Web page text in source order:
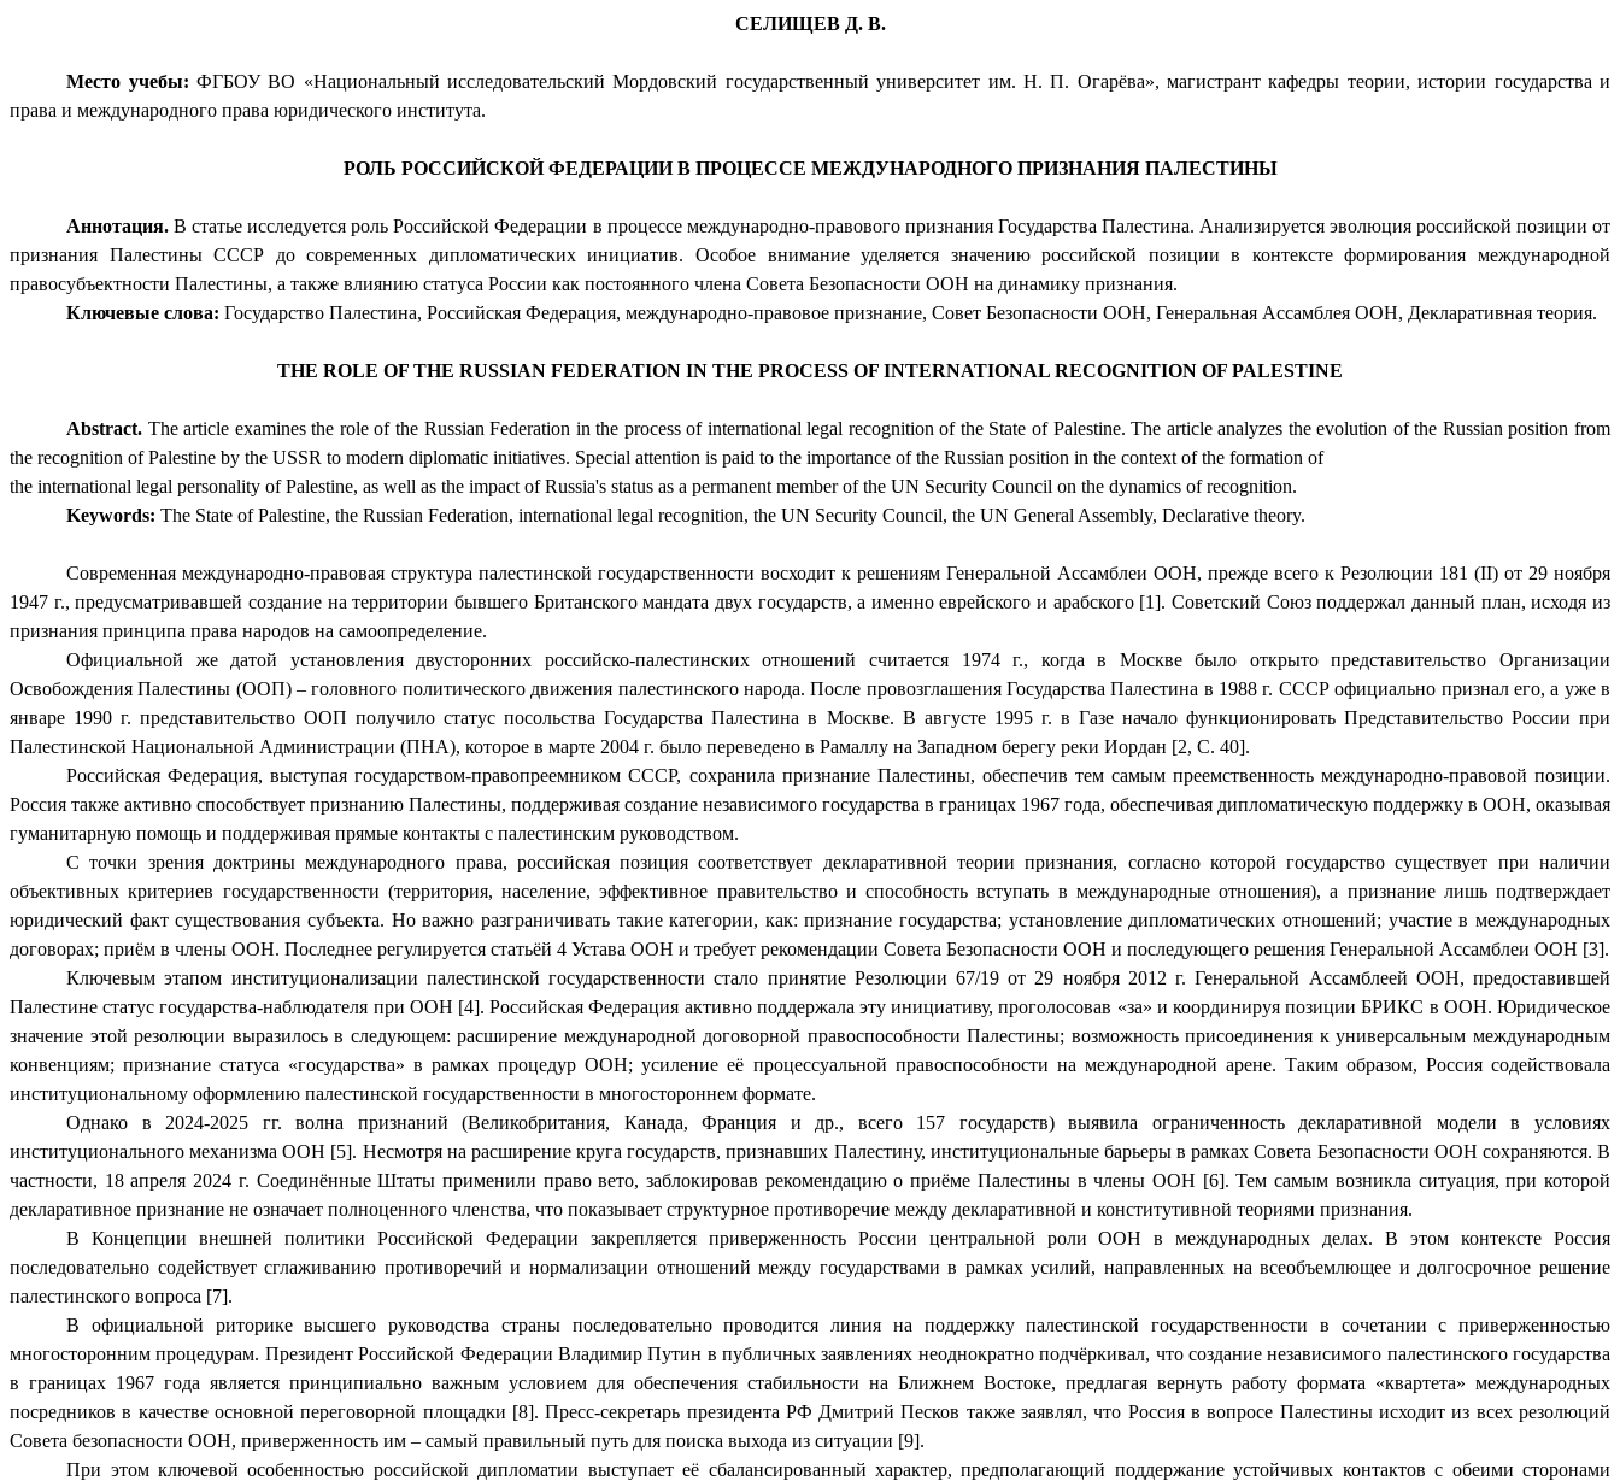
СЕЛИЩЕВ Д. В.
Место учебы: ФГБОУ ВО «Национальный исследовательский Мордовский государственный университет им. Н. П. Огарёва», магистрант кафедры теории, истории государства и
права и международного права юридического института.
РОЛЬ РОССИЙСКОЙ ФЕДЕРАЦИИ В ПРОЦЕССЕ МЕЖДУНАРОДНОГО ПРИЗНАНИЯ ПАЛЕСТИНЫ
Аннотация. В статье исследуется роль Российской Федерации в процессе международно-правового признания Государства Палестина. Анализируется эволюция российской позиции от
признания Палестины СССР до современных дипломатических инициатив. Особое внимание уделяется значению российской позиции в контексте формирования международной
правосубъектности Палестины, а также влиянию статуса России как постоянного члена Совета Безопасности ООН на динамику признания.
Ключевые слова: Государство Палестина, Российская Федерация, международно-правовое признание, Совет Безопасности ООН, Генеральная Ассамблея ООН, Декларативная теория.
THE ROLE OF THE RUSSIAN FEDERATION IN THE PROCESS OF INTERNATIONAL RECOGNITION OF PALESTINE
Abstract. The article examines the role of the Russian Federation in the process of international legal recognition of the State of Palestine. The article analyzes the evolution of the Russian position from
the recognition of Palestine by the USSR to modern diplomatic initiatives. Special attention is paid to the importance of the Russian position in the context of the formation of
the international legal personality of Palestine, as well as the impact of Russia's status as a permanent member of the UN Security Council on the dynamics of recognition.
Keywords: The State of Palestine, the Russian Federation, international legal recognition, the UN Security Council, the UN General Assembly, Declarative theory.
Современная международно-правовая структура палестинской государственности восходит к решениям Генеральной Ассамблеи ООН, прежде всего к Резолюции 181 (II) от 29 ноября
1947 г., предусматривавшей создание на территории бывшего Британского мандата двух государств, а именно еврейского и арабского [1]. Советский Союз поддержал данный план, исходя из
признания принципа права народов на самоопределение.
Официальной же датой установления двусторонних российско-палестинских отношений считается 1974 г., когда в Москве было открыто представительство Организации
Освобождения Палестины (ООП) – головного политического движения палестинского народа. После провозглашения Государства Палестина в 1988 г. СССР официально признал его, а уже в
январе 1990 г. представительство ООП получило статус посольства Государства Палестина в Москве. В августе 1995 г. в Газе начало функционировать Представительство России при
Палестинской Национальной Администрации (ПНА), которое в марте 2004 г. было переведено в Рамаллу на Западном берегу реки Иордан [2, С. 40].
Российская Федерация, выступая государством-правопреемником СССР, сохранила признание Палестины, обеспечив тем самым преемственность международно-правовой позиции.
Россия также активно способствует признанию Палестины, поддерживая создание независимого государства в границах 1967 года, обеспечивая дипломатическую поддержку в ООН, оказывая
гуманитарную помощь и поддерживая прямые контакты с палестинским руководством.
С точки зрения доктрины международного права, российская позиция соответствует декларативной теории признания, согласно которой государство существует при наличии
объективных критериев государственности (территория, население, эффективное правительство и способность вступать в международные отношения), а признание лишь подтверждает
юридический факт существования субъекта. Но важно разграничивать такие категории, как: признание государства; установление дипломатических отношений; участие в международных
договорах; приём в члены ООН. Последнее регулируется статьёй 4 Устава ООН и требует рекомендации Совета Безопасности ООН и последующего решения Генеральной Ассамблеи ООН [3].
Ключевым этапом институционализации палестинской государственности стало принятие Резолюции 67/19 от 29 ноября 2012 г. Генеральной Ассамблеей ООН, предоставившей
Палестине статус государства-наблюдателя при ООН [4]. Российская Федерация активно поддержала эту инициативу, проголосовав «за» и координируя позиции БРИКС в ООН. Юридическое
значение этой резолюции выразилось в следующем: расширение международной договорной правоспособности Палестины; возможность присоединения к универсальным международным
конвенциям; признание статуса «государства» в рамках процедур ООН; усиление её процессуальной правоспособности на международной арене. Таким образом, Россия содействовала
институциональному оформлению палестинской государственности в многостороннем формате.
Однако в 2024-2025 гг. волна признаний (Великобритания, Канада, Франция и др., всего 157 государств) выявила ограниченность декларативной модели в условиях
институционального механизма ООН [5]. Несмотря на расширение круга государств, признавших Палестину, институциональные барьеры в рамках Совета Безопасности ООН сохраняются. В
частности, 18 апреля 2024 г. Соединённые Штаты применили право вето, заблокировав рекомендацию о приёме Палестины в члены ООН [6]. Тем самым возникла ситуация, при которой
декларативное признание не означает полноценного членства, что показывает структурное противоречие между декларативной и конститутивной теориями признания.
В Концепции внешней политики Российской Федерации закрепляется приверженность России центральной роли ООН в международных делах. В этом контексте Россия
последовательно содействует сглаживанию противоречий и нормализации отношений между государствами в рамках усилий, направленных на всеобъемлющее и долгосрочное решение
палестинского вопроса [7].
В официальной риторике высшего руководства страны последовательно проводится линия на поддержку палестинской государственности в сочетании с приверженностью
многосторонним процедурам. Президент Российской Федерации Владимир Путин в публичных заявлениях неоднократно подчёркивал, что создание независимого палестинского государства
в границах 1967 года является принципиально важным условием для обеспечения стабильности на Ближнем Востоке, предлагая вернуть работу формата «квартета» международных
посредников в качестве основной переговорной площадки [8]. Пресс-секретарь президента РФ Дмитрий Песков также заявлял, что Россия в вопросе Палестины исходит из всех резолюций
Совета безопасности ООН, приверженность им – самый правильный путь для поиска выхода из ситуации [9].
При этом ключевой особенностью российской дипломатии выступает её сбалансированный характер, предполагающий поддержание устойчивых контактов с обеими сторонами